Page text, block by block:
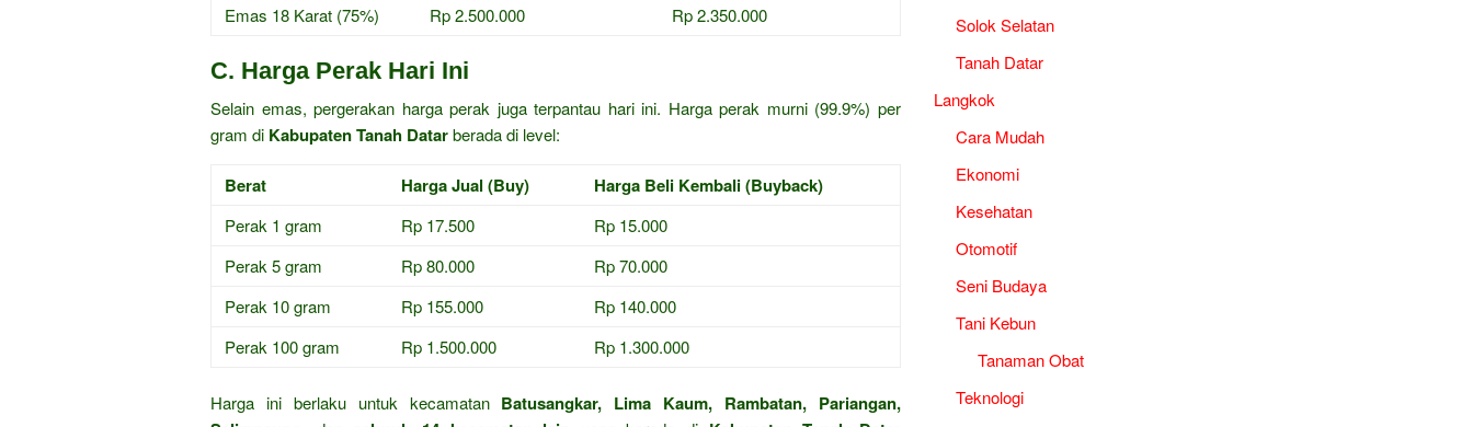
Emas 18 Karat (75%)
Rp 2.500.000 Rp 2.350.000
C. Harga Perak Hari Ini
Selain emas, pergerakan harga perak juga terpantau hari ini. Harga perak murni (99.9%) per
gram di Kabupaten Tanah Datarberada di level:
Berat Harga Jual (Buy) Harga Beli Kembali (Buyback)
Perak 1 gram Rp 17.500
Rp 15.000
Perak 5 gram
Rp 80.000
Rp 70.000
Perak 10 gram
Rp 155.000
Rp 140.000
Perak 100 gram
Rp 1.500.000 Rp 1.300.000
Harga ini berlaku untuk kecamatan Batusangkar, Lima Kaum, Rambatan, Pariangan,
Solok Selatan
Tanah Datar
Langkok
Cara Mudah
Ekonomi
Kesehatan
Otomotif
Seni Budaya
Tani Kebun
Tanaman Obat
Teknologi